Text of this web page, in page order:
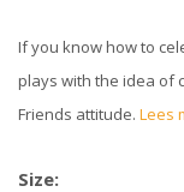
If you know how to
plays with the idea of
Friends attitude. Lees
Size: